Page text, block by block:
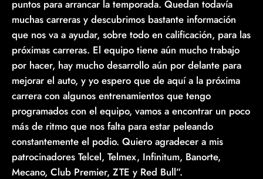
puntos para arrancar la temporada. Quedan todavía
muchas carreras y descubrimos bastante información
que nos va a ayudar, sobre todo en calificación, para las
próximas carreras. El equipo tiene aún mucho trabajo
por hacer, hay mucho desarrollo aún por delante para
mejorar el auto, y yo espero que de aquí a la próxima
carrera con algunos entrenamientos que tengo
programados con el equipo, vamos a encontrar un poco
más de ritmo que nos falta para estar peleando
constantemente el podio. Quiero agradecer a mis
patrocinadores Telcel, Telmex, Infinitum, Banorte,
Mecano, Club Premier, ZTE y Red Bull”.